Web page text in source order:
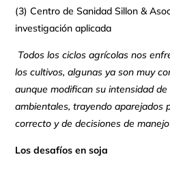
(3) Centro de Sanidad Sillon &
investigación aplicada
Todos los ciclos agrícolas nos
los cultivos, algunas ya son muy
aunque modifican su intensidad
ambientales, trayendo aparejados
correcto y de decisiones de
Los desafíos en soja